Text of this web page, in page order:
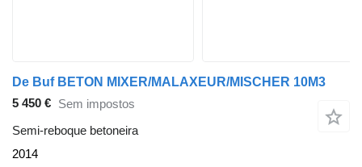
De Buf BETON MIXER/MALAXEUR/MISCHER 10M3
5 450 € Sem impostos
Semi-reboque betoneira
2014